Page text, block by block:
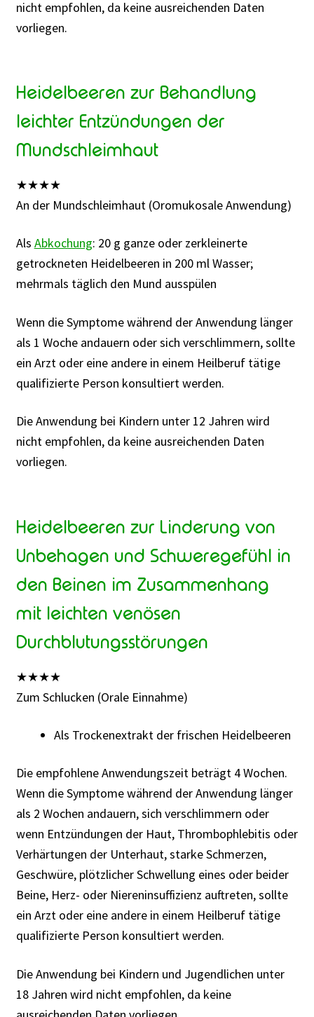
nicht empfohlen, da keine ausreichenden Daten
vorliegen.
Heidelbeeren zur Behandlung
leichter Entzündungen der
Mundschleimhaut
★★★★
An der Mundschleimhaut (Oromukosale Anwendung)
Als Abkochung: 20 g ganze oder zerkleinerte
getrockneten Heidelbeeren in 200 ml Wasser;
mehrmals täglich den Mund ausspülen
Wenn die Symptome während der Anwendung länger
als 1 Woche andauern oder sich verschlimmern, sollte
ein Arzt oder eine andere in einem Heilberuf tätige
qualifizierte Person konsultiert werden.
Die Anwendung bei Kindern unter 12 Jahren wird
nicht empfohlen, da keine ausreichenden Daten
vorliegen.
Heidelbeeren zur Linderung von
Unbehagen und Schweregefühl in
den Beinen im Zusammenhang
mit leichten venösen
Durchblutungsstörungen
★★★★
Zum Schlucken (Orale Einnahme)
Als Trockenextrakt der frischen Heidelbeeren
Die empfohlene Anwendungszeit beträgt 4 Wochen.
Wenn die Symptome während der Anwendung länger
als 2 Wochen andauern, sich verschlimmern oder
wenn Entzündungen der Haut, Thrombophlebitis oder
Verhärtungen der Unterhaut, starke Schmerzen,
Geschwüre, plötzlicher Schwellung eines oder beider
Beine, Herz- oder Niereninsuffizienz auftreten, sollte
ein Arzt oder eine andere in einem Heilberuf tätige
qualifizierte Person konsultiert werden.
Die Anwendung bei Kindern und Jugendlichen unter
18 Jahren wird nicht empfohlen, da keine